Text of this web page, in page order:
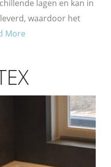
lagen en kan in
waardoor het
More